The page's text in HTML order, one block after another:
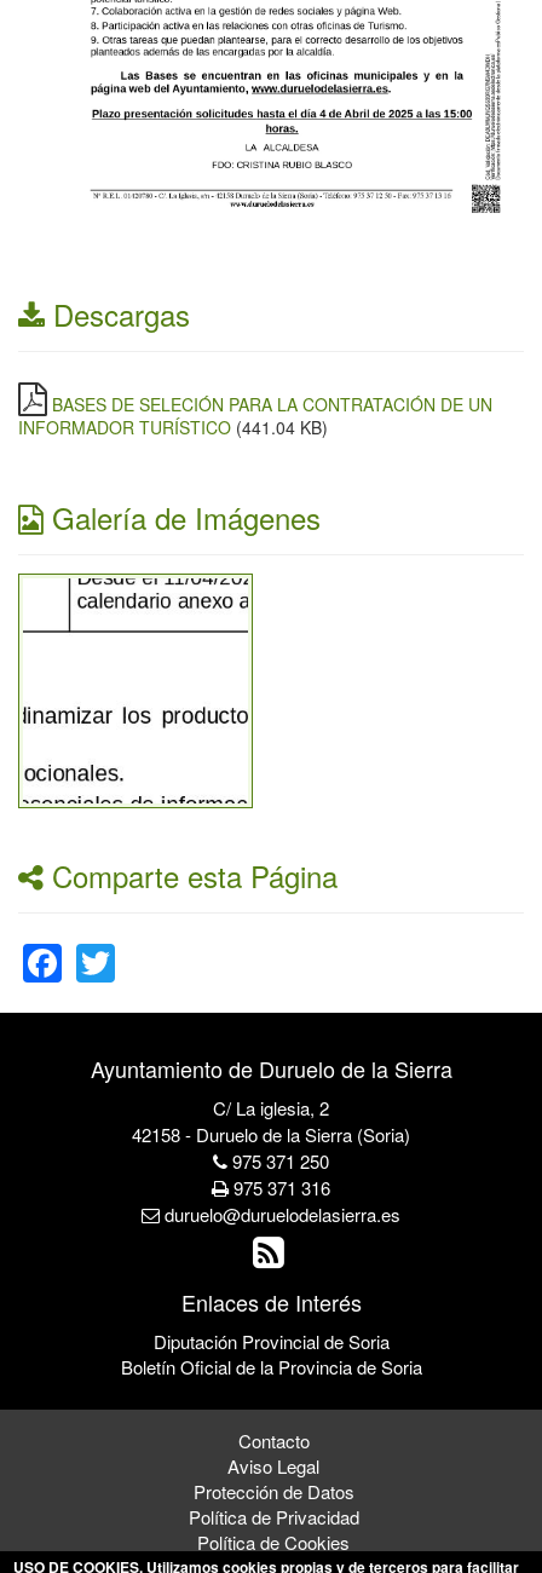
Descargas
BASES DE SELECIÓN PARA LA CONTRATACIÓN DE UN
INFORMADOR TURÍSTICO (441.04 KB)
Galería de Imágenes
Comparte esta Página
Facebook
Ayuntamiento de Duruelo de la Sierra
C/ La iglesia, 2
42158 - Duruelo de la Sierra (Soria)
975 371 250
975 371 316
duruelo@duruelodelasierra.es
Enlaces de Interés
Diputación Provincial de Soria
Boletín Oficial de la Provincia de Soria
Contacto
Aviso Legal
Protección de Datos
Política de Privacidad
Política de Cookies
USO DE COOKIES. Utilizamos cookies propias y de terceros para facilitar